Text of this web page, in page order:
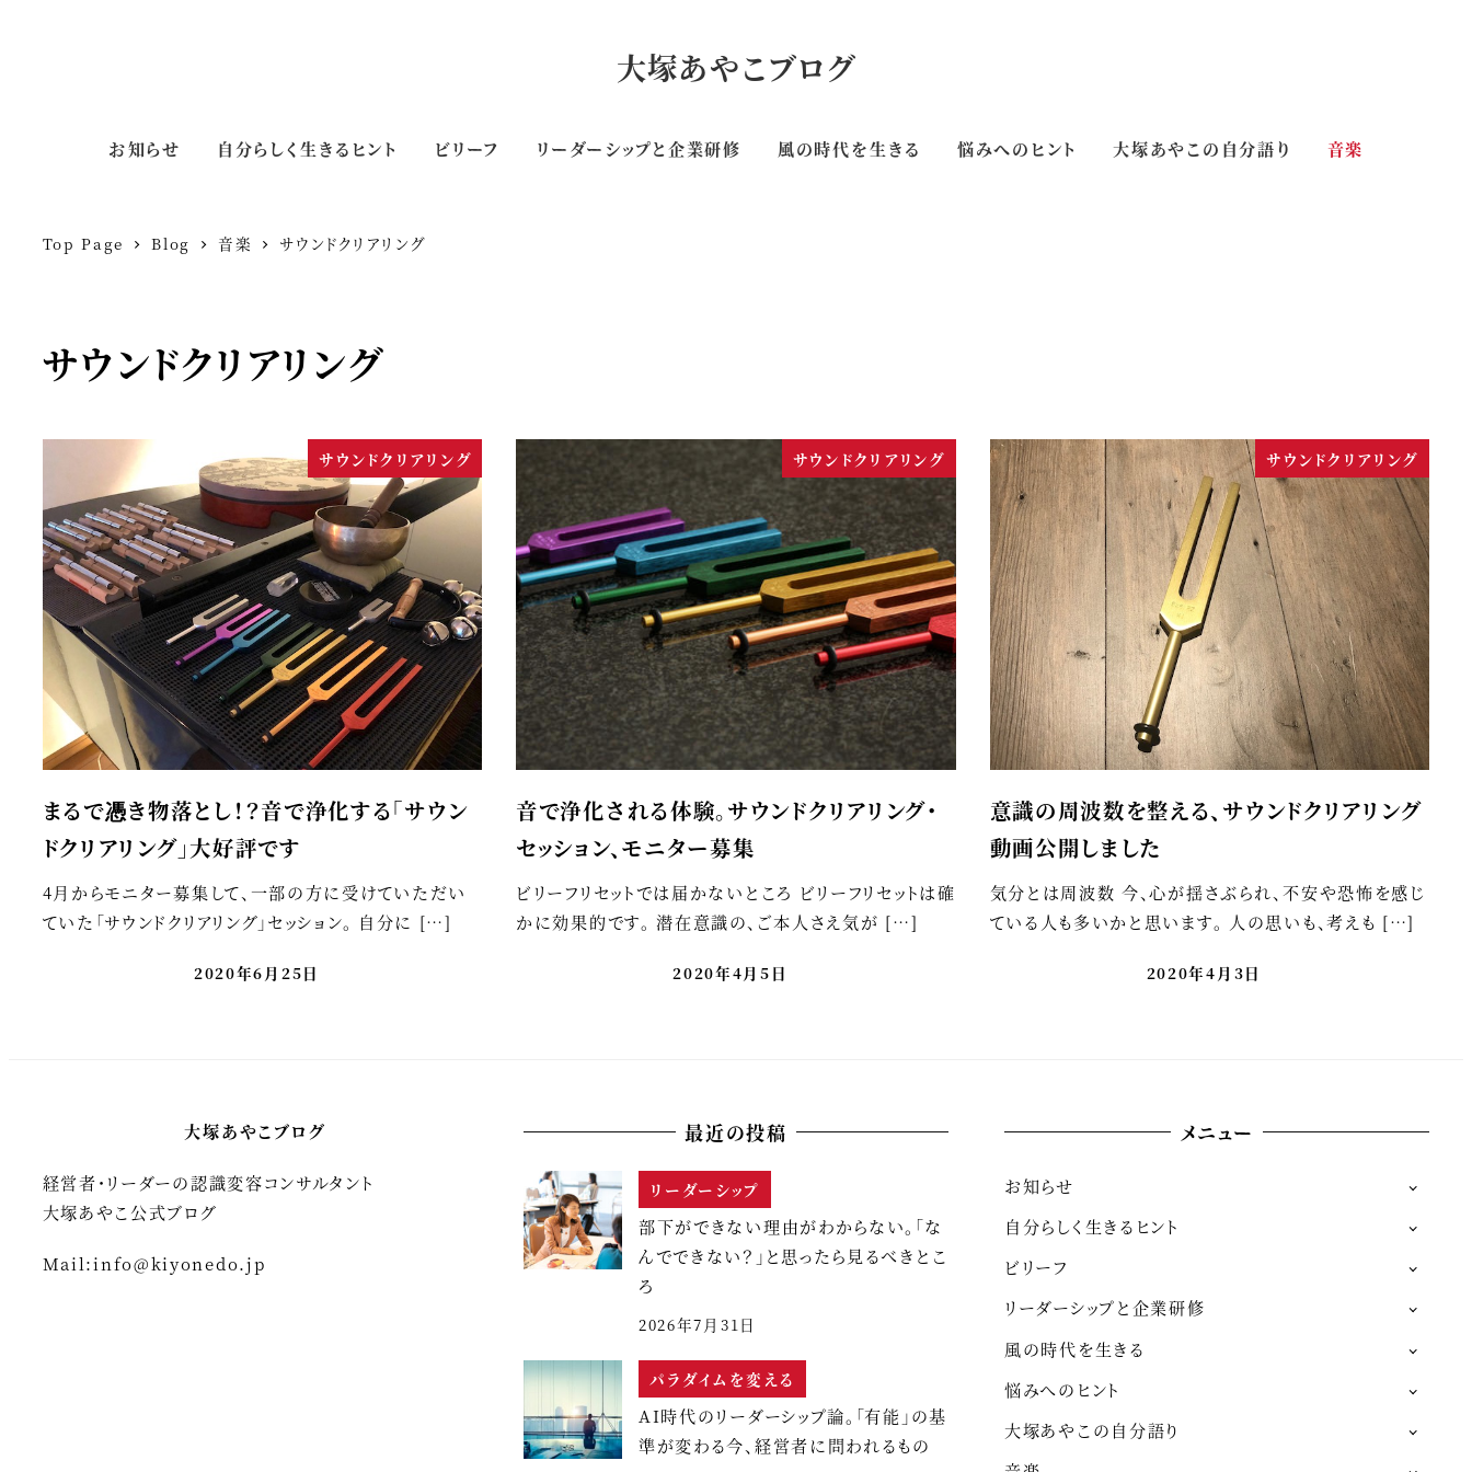
大塚あやこブログ
お知らせ 自分らしく生きるヒント ビリーフ リーダーシップと企業研修 風の時代を生きる 悩みへのヒント 大塚あやこの自分語り 音楽
Top Page Blog 音楽 サウンドクリアリング
サウンドクリアリング
サウンドクリアリング
まるで憑き物落とし！？音で浄化する「サウン
ドクリアリング」大好評です
4月からモニター募集して、一部の方に受けていただい
ていた「サウンドクリアリング」セッション。 自分に […]
2020年6月25日
サウンドクリアリング
音で浄化される体験。サウンドクリアリング・
セッション、モニター募集
ビリーフリセットでは届かないところ ビリーフリセットは確
かに効果的です。 潜在意識の、ご本人さえ気が […]
2020年4月5日
サウンドクリアリング
意識の周波数を整える、サウンドクリアリング
動画公開しました
気分とは周波数 今、心が揺さぶられ、不安や恐怖を感じ
ている人も多いかと思います。 人の思いも、考えも […]
2020年4月3日
大塚あやこブログ
経営者・リーダーの認識変容コンサルタント
大塚あやこ公式ブログ
Mail:info@kiyonedo.jp
最近の投稿
リーダーシップ
部下ができない理由がわからない。「な
んでできない？」と思ったら見るべきとこ
ろ
2026年7月31日
パラダイムを変える
AI時代のリーダーシップ論。「有能」の基
準が変わる今、経営者に問われるもの
メニュー
お知らせ
自分らしく生きるヒント
ビリーフ
リーダーシップと企業研修
風の時代を生きる
悩みへのヒント
大塚あやこの自分語り